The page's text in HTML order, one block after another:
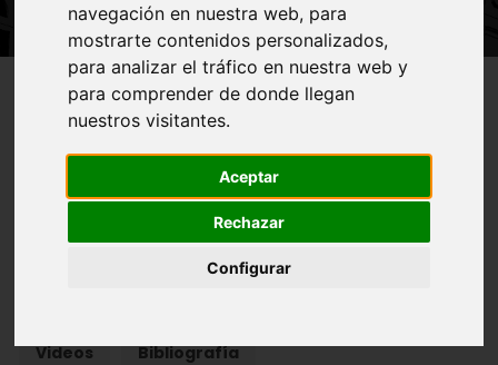
navegación en nuestra web, para
mostrarte contenidos personalizados,
para analizar el tráfico en nuestra web y
para comprender de donde llegan
nuestros visitantes.
Aceptar
Rechazar
Configurar
Región de Murcia Digital Arte y Cultura Folclore
Ámbito laboral
Ámbito doméstico Vida social
Videos Bibliografía